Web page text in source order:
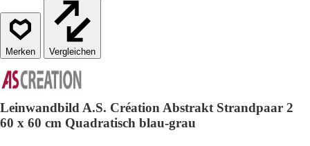
Vergleichen
Leinwandbild A.S. Création Abstrakt Strandpaar 2
60 x 60 cm Quadratisch blau-grau